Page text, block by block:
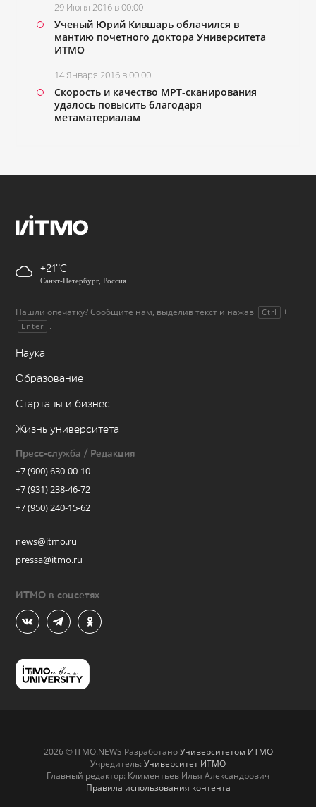
29 Июня 2016 в 00:00
Ученый Юрий Кившарь облачился в
мантию почетного доктора Университета
ИТМО
14 Января 2016 в 00:00
Скорость и качество МРТ-сканирования
удалось повысить благодаря
метаматериалам
+21
Санкт-Петербург, Россия
Нашли опечатку? Сообщите нам, выделив текст и нажав Ctrl +
Enter .
Наука
Образование
Стартапы и бизнес
Жизнь университета
Пресс-служба / Редакция
+7 (900) 630-00-10
+7 (931) 238-46-72
+7 (950) 240-15-62
news@itmo.ru
pressa@itmo.ru
ИТМО в соцсетях
2026 © ITMO.NEWS РазработаноУниверситетом ИТМО
Учредитель: Университет ИТМО
Главный редактор: Климентьев Илья Александрович
Правила использования контента